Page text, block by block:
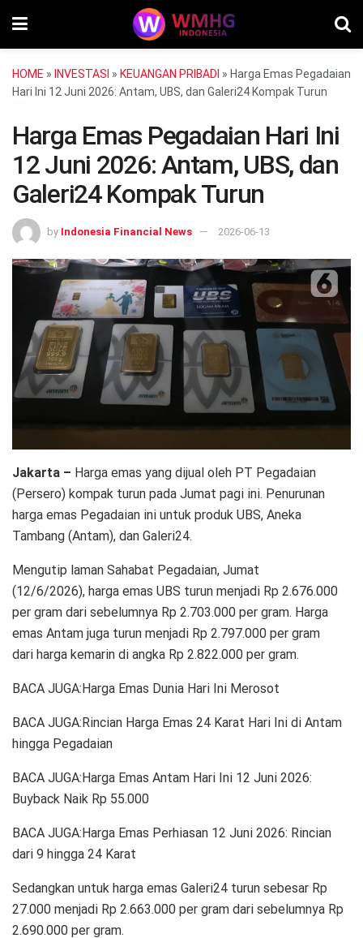
HOME » INVESTASI » KEUANGAN PRIBADI » Harga Emas Pegadaian
Hari Ini 12 Juni 2026: Antam, UBS, dan Galeri24 Kompak Turun
Harga Emas Pegadaian Hari Ini
12 Juni 2026: Antam, UBS, dan
Galeri24 Kompak Turun
by Indonesia Financial News 2026-06-13
Jakarta – Harga emas yang dijual oleh PT Pegadaian
(Persero) kompak turun pada Jumat pagi ini. Penurunan
harga emas Pegadaian ini untuk produk UBS, Aneka
Tambang (Antam), dan Galeri24.
Mengutip laman Sahabat Pegadaian, Jumat
(12/6/2026), harga emas UBS turun menjadi Rp 2.676.000
per gram dari sebelumnya Rp 2.703.000 per gram. Harga
emas Antam juga turun menjadi Rp 2.797.000 per gram
dari harga kemarin di angka Rp 2.822.000 per gram.
BACA JUGA:Harga Emas Dunia Hari Ini Merosot
BACA JUGA:Rincian Harga Emas 24 Karat Hari Ini di Antam
hingga Pegadaian
BACA JUGA:Harga Emas Antam Hari Ini 12 Juni 2026:
Buyback Naik Rp 55.000
BACA JUGA:Harga Emas Perhiasan 12 Juni 2026: Rincian
dari 9 hingga 24 Karat
Sedangkan untuk harga emas Galeri24 turun sebesar Rp
27.000 menjadi Rp 2.663.000 per gram dari sebelumnya Rp
2.690.000 per gram.